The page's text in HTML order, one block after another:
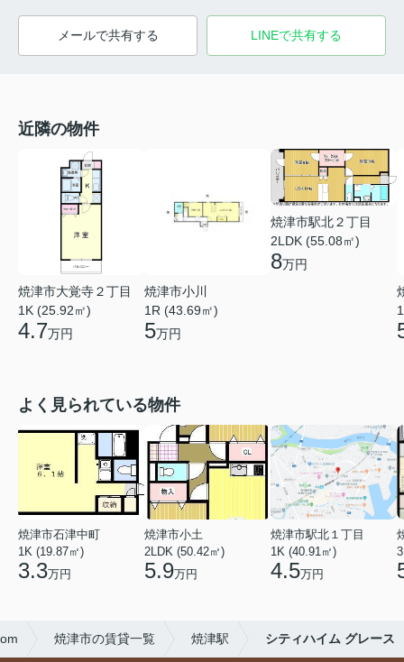
メールで共有する LINEで共有する
近隣の物件
焼津市大覚寺２丁目
1K (25.92㎡)
4.7万円
焼津市小川
1R (43.69㎡)
5万円
焼津市駅北２丁目
2LDK (55.08㎡)
8万円
よく見られている物件
焼津市石津中町
1K (19.87㎡)
3.3万円
焼津市小土
2LDK (50.42㎡)
5.9万円
焼津市駅北１丁目
1K (40.91㎡)
4.5万円
焼津市の賃貸一覧 焼津駅 シティハイム グレース